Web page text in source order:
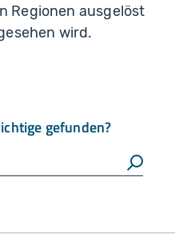
Regionen ausgelöst
wird.
gefunden?
Suchen